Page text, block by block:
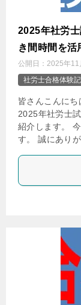
2025年社労
き間時間を活
公開日： 2025年11
社労士合格体験記
皆さんこんにち
2025年社労士
紹介します。
す。 誠にあり